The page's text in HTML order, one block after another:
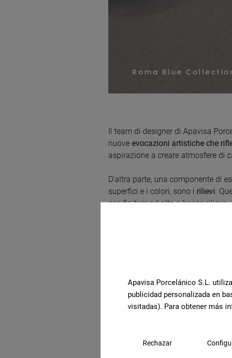
Roma Blue
Il team di designer di Apavisa
nuove evocazioni artistiche che
aspirazione a creare atmosfere di
D'altra parte, una componente di
superfici e i colori, sono i rilievi.
con finiture ad alto o basso
Apavisa Porcelánico S.L.
publicidad personalizada en
visitadas). Para obtener más
Rechazar